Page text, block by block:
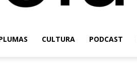
CULTURA PODCAST